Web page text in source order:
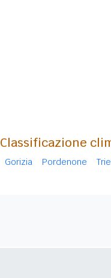
Classificazione
Gorizia Pordenone